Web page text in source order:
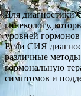
Для диагностики
гинекологу,
уровней
Если СИЯ
различные
гормональную
симптомов и